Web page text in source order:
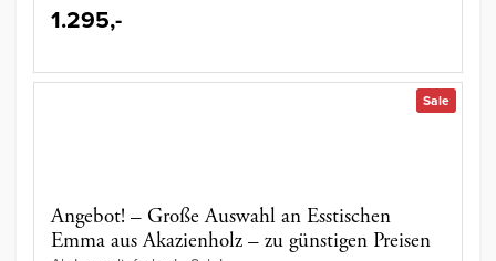
1.295,-
Sale
Angebot! – Große Auswahl an Esstischen
Emma aus Akazienholz – zu günstigen Preisen